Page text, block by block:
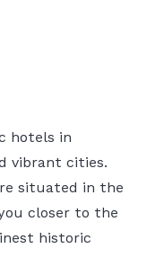
hotels in
vibrant cities.
situated in the
closer to the
historic